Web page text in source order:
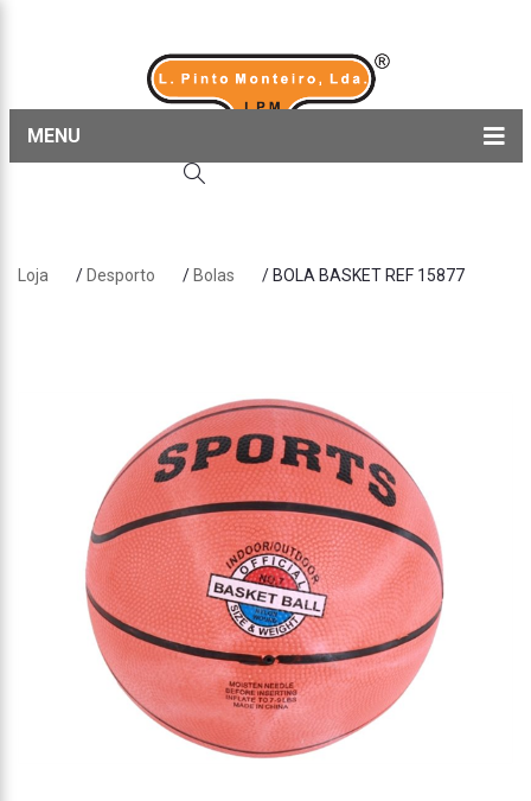
MENU
Sobre nós
Loja / Desporto / Bolas / BOLA BASKET REF 15877